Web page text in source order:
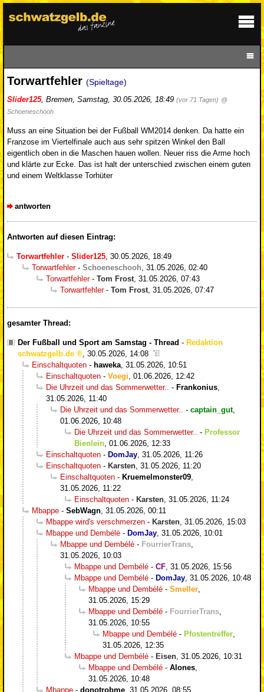
Torwartfehler (Spieltage)
Slider125, Bremen, Samstag, 30.05.2026, 18:49 (vor 71 Tagen) @
Schoeneschooh
Muss an eine Situation bei der Fußball WM2014 denken. Da hatte ein
Franzose im Viertelfinale auch aus sehr spitzen Winkel den Ball
eigentlich oben in die Maschen hauen wollen. Neuer riss die Arme hoch
und klärte zur Ecke. Das ist halt der unterschied zwischen einem guten
und einem Weltklasse Torhüter
antworten
Antworten auf diesen Eintrag:
Torwartfehler - Slider125, 30.05.2026, 18:49
Torwartfehler- Schoeneschooh, 31.05.2026, 02:40
Torwartfehler- Tom Frost, 31.05.2026, 07:43
Torwartfehler- Tom Frost, 31.05.2026, 07:47
gesamter Thread:
Der Fußball und Sport am Samstag - Thread - Redaktion
schwatzgelb.de
30.05.2026, 14:08
Einschaltquoten - haweka 31.05.2026, 10:51
Einschaltquoten - Voegi 01.06.2026, 12:42
Die Uhrzeit und das Sommerwetter..
- Frankonius
31.05.2026, 11:40
Die Uhrzeit und das Sommerwetter..
- captain_gut,
01.06.2026, 10:48
Die Uhrzeit und das Sommerwetter..
- Professor
Bienlein 01.06.2026, 12:33
Einschaltquoten - DomJay 31.05.2026, 11:26
Einschaltquoten - Karsten 31.05.2026, 11:20
Einschaltquoten - Kruemelmonster09
31.05.2026, 11:22
Einschaltquoten - Karsten 31.05.2026, 11:24
Mbappe - SebWagn 31.05.2026, 00:11
Mbappe wird's verschmerzen - Karsten 31.05.2026, 15:03
Mbappe und Dembélé - DomJay 31.05.2026, 10:01
Mbappe und Dembélé - FourrierTrans
31.05.2026, 10:03
Mbappe und Dembélé - CF 31.05.2026, 15:56
Mbappe und Dembélé - DomJay 31.05.2026, 10:48
Mbappe und Dembélé - Smeller
31.05.2026, 15:29
Mbappe und Dembélé - FourrierTrans
31.05.2026, 10:55
Mbappe und Dembélé - Pfostentreffer
31.05.2026, 12:35
Mbappe und Dembélé - Eisen 31.05.2026, 10:31
Mbappe und Dembélé - Alones
31.05.2026, 10:48
Mbappe - donotrobme 31.05.2026, 08:55